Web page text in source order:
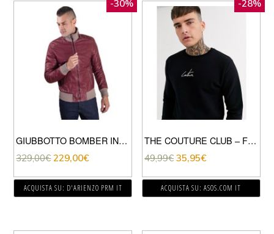
-30%
GIUBBOTTO BOMBER IN PELLE BORDEAUX EFFETTO VINTAGE
329,00€ 229,00€
ACQUISTA SU: D'ARIENZO PRM IT
-28%
THE COUTURE CLUB – FELPA CON LOGO-NERO
49,99€ 35,95€
ACQUISTA SU: ASOS.COM IT